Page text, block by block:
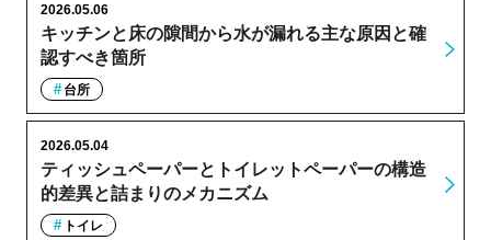
キッチンと床の隙間から水が漏れる主な原因と確
認すべき箇所
2026.05.06
台所
ティッシュペーパーとトイレットペーパーの構造
的差異と詰まりのメカニズム
2026.05.04
トイレ